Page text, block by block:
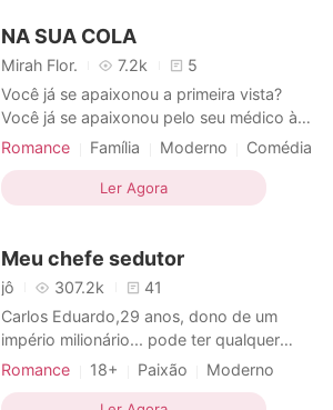
predestinada. Com o coração partido e
dev
Biferença de idade
NA SUA COLA
Mirah Flor. 7.2k
5
Você já se apaixonou a primeira vista?
Você já se apaixonou pelo seu médico à
primeira vista? Você já perseguiu ele?
homem da sua vida, mas ela precisa
descobrir se ele pensa o mesmo, já que o
sua melhor amiga pirada, ela viver
Romance Família Moderno
Comédia
Amor a primeira vista
Heroína
Médicos
Azarada
Altruísta
Ler Agora
Meu chefe sedutor
jô 307.2k
41
Carlos Eduardo,29 anos, dono de um
império milionário... pode ter qualquer
mulher em sua cama ...... Dayla 24 anos, foi
Romance 18+ Paixão
Moderno
Gravidez